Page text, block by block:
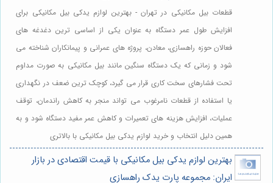
قطعات بیل مکانیکی در تهران - بهترین لوازم یدکی بیل مکانیکی برای
افزایش طول عمر دستگاه به عنوان یکی از اساسی ترین دغدغه های
فعالان حوزه راهسازی، معادن، پروژه های عمرانی و پیمانکاران شناخته می
شود و زمانی که یک دستگاه سنگین مانند بیل مکانیکی به صورت مداوم
تحت فشارهای سخت کاری قرار می گیرد، کوچک ترین ضعف در نگهداری
یا استفاده از قطعات نامرغوب می تواند منجر به کاهش راندمان، توقف
عملیات، افزایش هزینه های تعمیرات و کاهش عمر مفید دستگاه شود و به
همین دلیل انتخاب و خرید لوازم یدکی بیل مکانیکی با بالاتری
بهترین لوازم یدکی بیل مکانیکی با قیمت اقتصادی در بازار
ایران: مجموعه پارت یدک راهسازی